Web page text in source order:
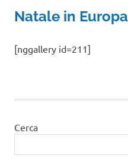
Natale in Europa
[nggallery id=211]
Cerca